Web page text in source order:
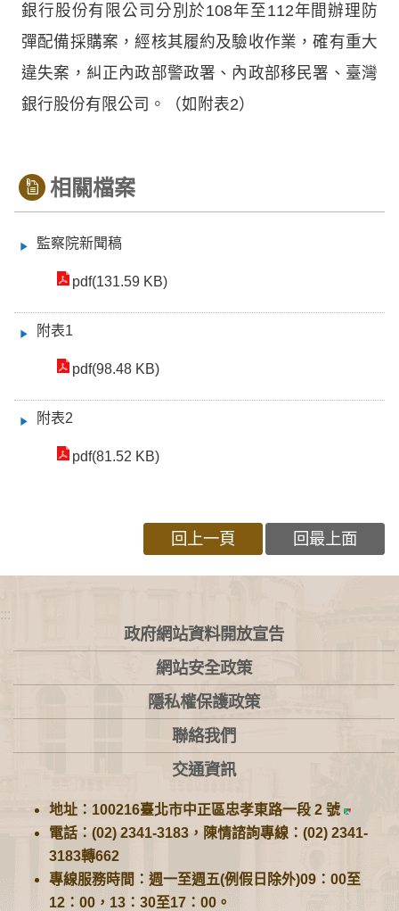
銀行股份有限公司分別於108年至112年間辦理防
彈配備採購案，經核其履約及驗收作業，確有重大
違失案，糾正內政部警政署、內政部移民署、臺灣
銀行股份有限公司。（如附表2）
相關檔案
監察院新聞稿
pdf(131.59 KB)
附表1
pdf(98.48 KB)
附表2
pdf(81.52 KB)
回上一頁 回最上面
:::
政府網站資料開放宣告
網站安全政策
隱私權保護政策
聯絡我們
交通資訊
地址：100216臺北市中正區忠孝東路一段 2 號
電話：(02) 2341-3183，陳情諮詢專線：(02) 2341-
3183轉662
專線服務時間：週一至週五(例假日除外)09：00至
12：00，13：30至17：00。